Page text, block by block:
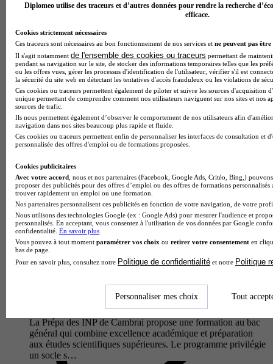
Lycée Paul Duez
Bac - Général
Cambrai 59400
Le baccalauréat général proposé par le Lycée Paul Duez à
Cambrai prépare les élèves à construire leur parcours d'études
supérieures selon leurs ambitions et leurs aptitudes. Au cours
de…
La Prépa des INP de Cambrai propose une formation au bac
général qui combine excellence académique et préparation
aux études scientifiques supérieures. Le programme privilégie
un socle s…
Diplomeo utilise des traceurs et d’autres données pour rendre la recherche
efficace.
Cookies strictement nécessaires
Ces traceurs sont nécessaires au bon fonctionnement de nos services et ne peuvent pas être
Il s'agit notamment de l'ensemble des cookies ou traceurs permettant de
pendant sa navigation sur le site, de stocker des informations temporaires telles que les
ou les offres vues, gérer les processus d'identification de l'utilisateur, vérifier s'il est
la sécurité du site web en détectant les tentatives d'accès frauduleux ou les violations de
Ces cookies ou traceurs permettent également de piloter et suivre les sources d'acquisition
unique permettant de comprendre comment nos utilisateurs naviguent sur nos sites et nos
sources de trafic.
Ils nous permettent également d’observer le comportement de nos utilisateurs afin
navigation dans nos sites beaucoup plus rapide et fluide.
Ces cookies ou traceurs permettent enfin de personnaliser les interfaces de consultation et
personnalisée des offres d'emploi ou de formations proposées.
Cookies publicitaires
Avec votre accord , nous et nos partenaires (Facebook, Google Ads, Critéo, Bing,)
proposer des publicités pour des offres d’emploi ou des offres de formations
trouver rapidement un emploi ou une formation.
Nos partenaires personnalisent ces publicités en fonction de votre navigation, de votre
Nous utilisons des technologies Google (ex : Google Ads) pour mesurer l'audience et
personnalisés. En acceptant, vous consentez à l'utilisation de vos données par Google
confidentialité. En savoir plus
Vous pouvez à tout moment paramétrer vos choix ou retirer votre consentement en
bas de page.
Pour en savoir plus, consultez notre Politique de confidentialité et notre Politique
Personnaliser mes choix Tout